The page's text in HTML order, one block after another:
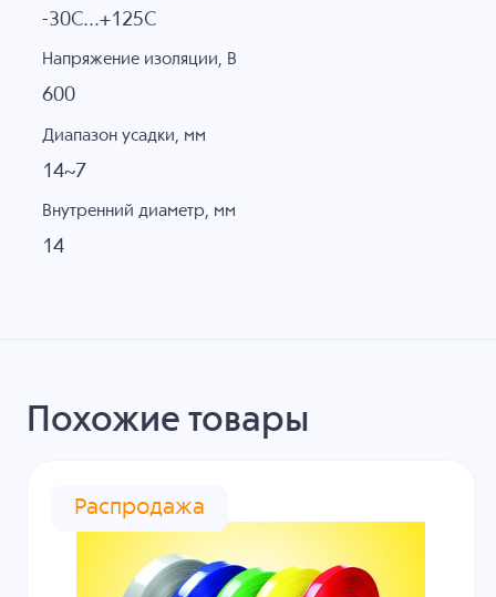
-30C...+125C
Напряжение изоляции, В
600
Диапазон усадки, мм
14~7
Внутренний диаметр, мм
14
Похожие товары
Распродажа